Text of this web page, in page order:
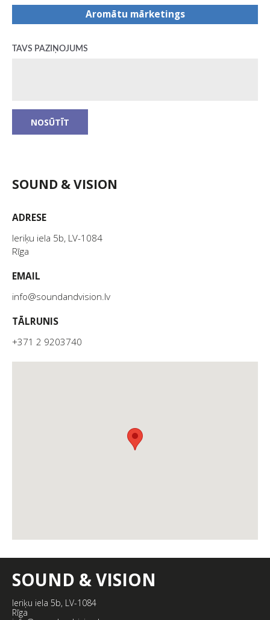
Aromātu mārketings
TAVS PAZIŅOJUMS
SOUND & VISION
ADRESE
Ieriķu iela 5b, LV-1084
Rīga
EMAIL
info@soundandvision.lv
TĀLRUNIS
+371 2 9203740
SOUND & VISION
Ieriķu iela 5b, LV-1084
Rīga